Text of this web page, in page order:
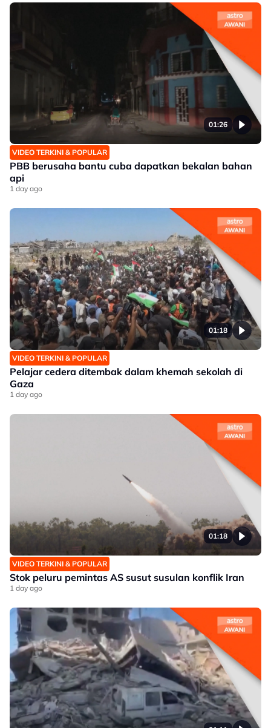
01:26
VIDEO TERKINI & POPULAR
PBB berusaha bantu cuba dapatkan bekalan bahan
api
1 day ago
01:18
VIDEO TERKINI & POPULAR
Pelajar cedera ditembak dalam khemah sekolah di
Gaza
1 day ago
01:18
VIDEO TERKINI & POPULAR
Stok peluru pemintas AS susut susulan konflik Iran
1 day ago